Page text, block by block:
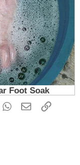
WhatsApp
EmailLink